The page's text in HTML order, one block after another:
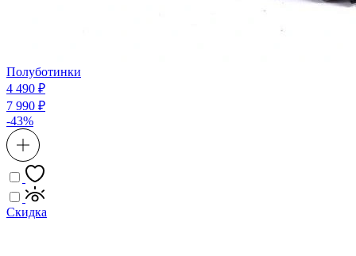
Полуботинки
4 490 ₽
7 990 ₽
-43%
Скидка